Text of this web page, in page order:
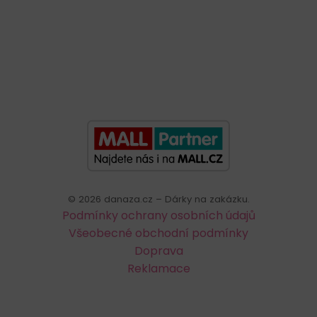
© 2026 danaza.cz – Dárky na zakázku.
Podmínky ochrany osobních údajů
Všeobecné obchodní podmínky
Doprava
Reklamace